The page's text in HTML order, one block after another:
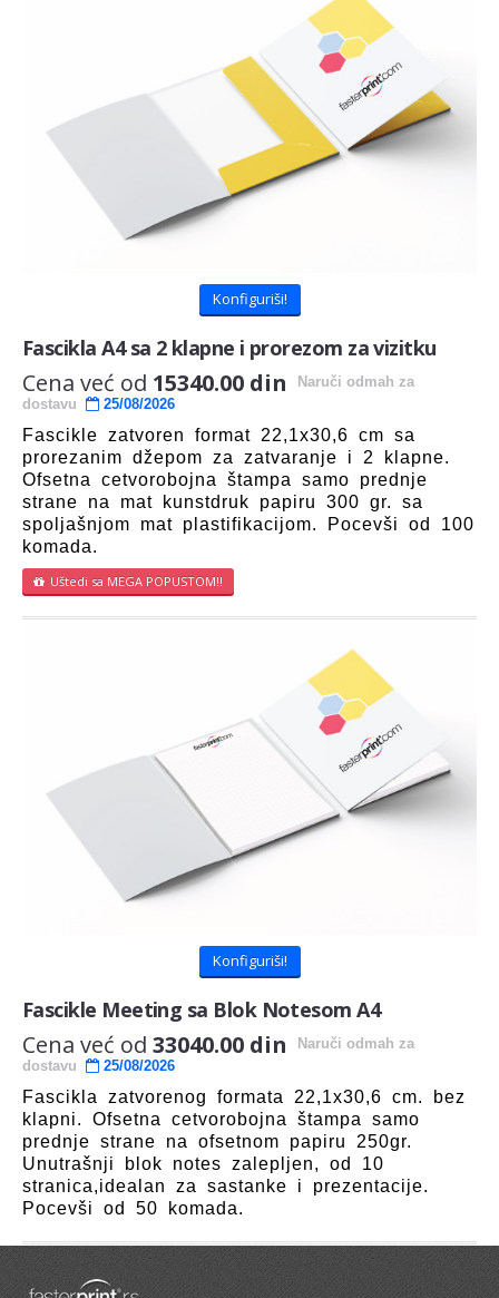
Konfiguriši!
Fascikla A4 sa 2 klapne i prorezom za vizitku
Cena već od 15340.00 din Naruči odmah za
dostavu
25/08/2026
Fascikle zatvoren format 22,1x30,6 cm sa
prorezanim džepom za zatvaranje i 2 klapne.
Ofsetna cetvorobojna štampa samo prednje
strane na mat kunstdruk papiru 300 gr. sa
spoljašnjom mat plastifikacijom. Pocevši od 100
komada.
Uštedi sa MEGA POPUSTOM!!
Konfiguriši!
Fascikle Meeting sa Blok Notesom A4
Cena već od 33040.00 din Naruči odmah za
dostavu
25/08/2026
Fascikla zatvorenog formata 22,1x30,6 cm. bez
klapni. Ofsetna cetvorobojna štampa samo
prednje strane na ofsetnom papiru 250gr.
Unutrašnji blok notes zalepljen, od 10
stranica,idealan za sastanke i prezentacije.
Pocevši od 50 komada.